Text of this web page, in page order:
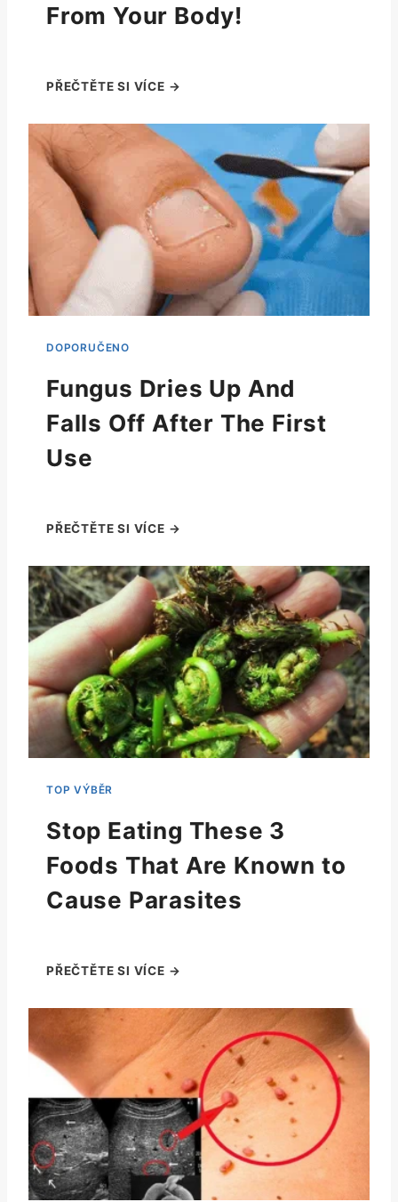
From Your Body!
Fungus Dries Up And
Falls Off After The First
Use
Stop Eating These 3
Foods That Are Known to
Cause Parasites